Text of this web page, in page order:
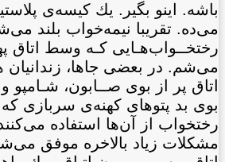
باشه. اينو بگير. يك کیسه‌ی
می‌ده. تقريبا نيمه‌خواب بلند
رختخــواب‌هـايی کـه وسط اتاق
می‌شم. در بعضی جاها، زندانيان
اتاق پر از بوی صــابون،
بوی بد پتوهای کهنه‌ی سربازی که
رختخواب از آن‌ها استفاده
مشكلات زياد بالاخره موفق